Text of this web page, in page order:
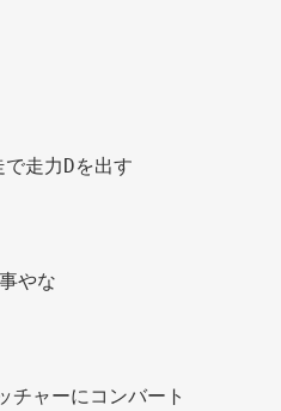
走力Dを出す
やな
チャーにコンバート